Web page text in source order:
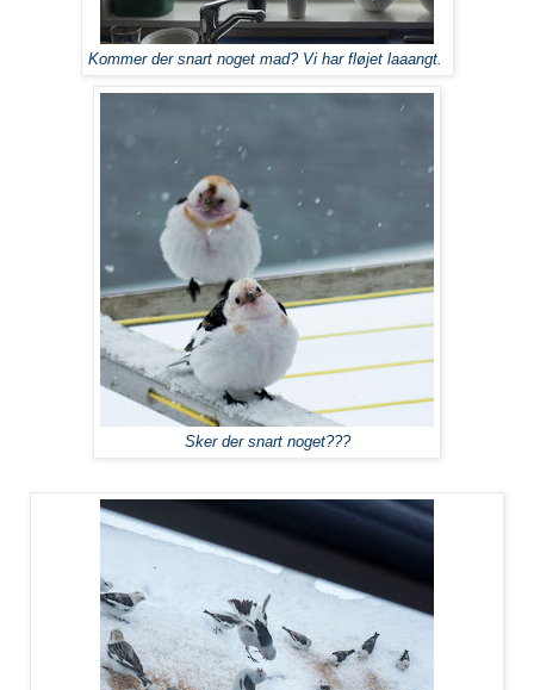
Kommer der snart noget mad? Vi har fløjet laaangt.
Sker der snart noget???